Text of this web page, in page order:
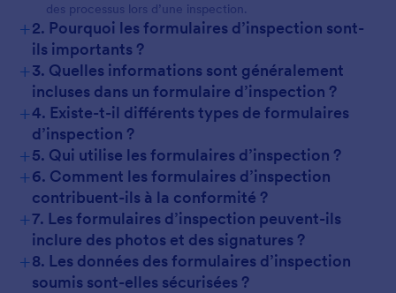
des processus lors d’une inspection.
+2. Pourquoi les formulaires d’inspection sont-
ils importants ?
+3. Quelles informations sont généralement
incluses dans un formulaire d’inspection ?
+4. Existe-t-il différents types de formulaires
d’inspection ?
+5. Qui utilise les formulaires d’inspection ?
+6. Comment les formulaires d’inspection
contribuent-ils à la conformité ?
+7. Les formulaires d’inspection peuvent-ils
inclure des photos et des signatures ?
+8. Les données des formulaires d’inspection
soumis sont-elles sécurisées ?